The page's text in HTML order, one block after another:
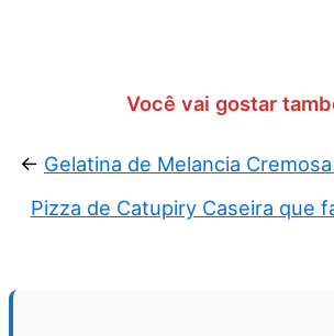
Você vai gostar
← Gelatina de Melancia
Pizza de Catupiry Caseira que